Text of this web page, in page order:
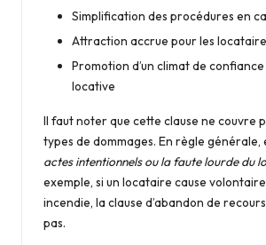
Simplification des procédures en
Attraction accrue pour les
Promotion d’un climat de
locative
Il faut noter que cette clause ne couvre
types de dommages. En règle générale,
actes intentionnels ou la faute lourde du
exemple, si un locataire cause
incendie, la clause d’abandon de
pas.